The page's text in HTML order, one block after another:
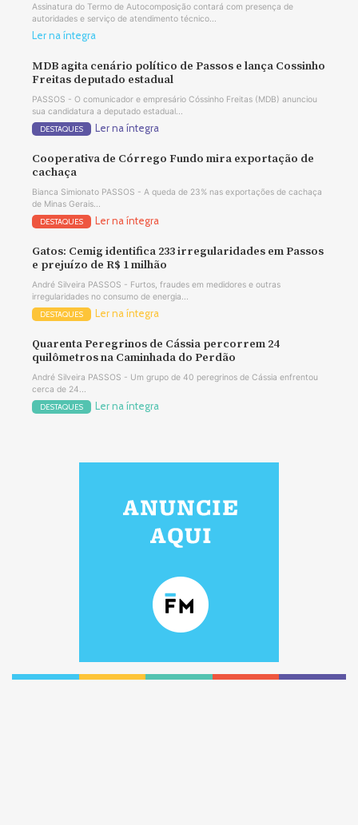
Assinatura do Termo de Autocomposição contará com presença de
autoridades e serviço de atendimento técnico...
Ler na íntegra
MDB agita cenário político de Passos e lança Cossinho
Freitas deputado estadual
PASSOS - O comunicador e empresário Cóssinho Freitas (MDB) anunciou
sua candidatura a deputado estadual...
DESTAQUES Ler na íntegra
Cooperativa de Córrego Fundo mira exportação de
cachaça
Bianca Simionato PASSOS - A queda de 23% nas exportações de cachaça
de Minas Gerais...
DESTAQUES Ler na íntegra
Gatos: Cemig identifica 233 irregularidades em Passos
e prejuízo de R$ 1 milhão
André Silveira PASSOS - Furtos, fraudes em medidores e outras
irregularidades no consumo de energia...
DESTAQUES Ler na íntegra
Quarenta Peregrinos de Cássia percorrem 24
quilômetros na Caminhada do Perdão
André Silveira PASSOS - Um grupo de 40 peregrinos de Cássia enfrentou
cerca de 24...
DESTAQUES Ler na íntegra